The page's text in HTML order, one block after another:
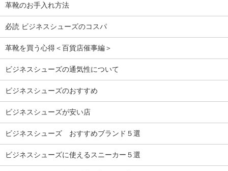
革靴のお手入れ方法
必読 ビジネスシューズのコスパ
革靴を買う心得＜百貨店催事編＞
ビジネスシューズの通気性について
ビジネスシューズのおすすめ
ビジネスシューズが安い店
ビジネスシューズ おすすめブランド５選
ビジネスシューズに使えるスニーカー５選